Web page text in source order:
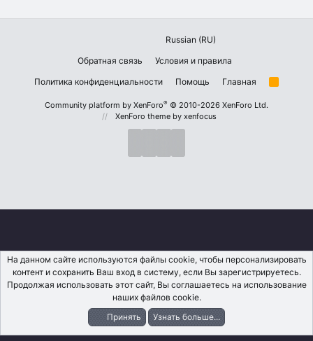
Russian (RU)
Обратная связь
Условия и правила
Политика конфиденциальности
Помощь Главная
R
Community platform by XenForo® © 2010-2026 XenForo Ltd.
XenForo theme by xenfocus
Что Нового? Вход Регистрация
На данном сайте используются файлы cookie, чтобы персонализировать
контент и сохранить Ваш вход в систему, если Вы зарегистрируетесь.
Продолжая использовать этот сайт, Вы соглашаетесь на использование
наших файлов cookie.
Принять
Узнать больше...